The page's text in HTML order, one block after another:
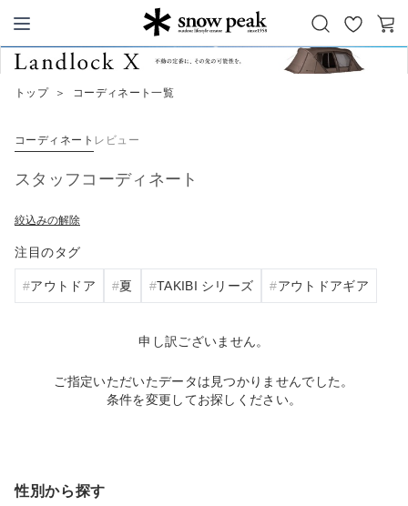
Snow Peak
お
気
カ
トップ ＞ コーディネート一覧
コーディネート レビュー
スタッフコーディネート
絞込みの解除
注目のタグ
アウトドア 夏 TAKIBI シリーズ アウトドアギア
申し訳ございません。
ご指定いただいたデータは見つかりませんでした。
条件を変更してお探しください。
性別から探す